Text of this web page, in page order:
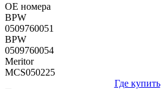
ОЕ номера
BPW
0509760051
BPW
0509760054
Meritor
MCS050225
Где купить